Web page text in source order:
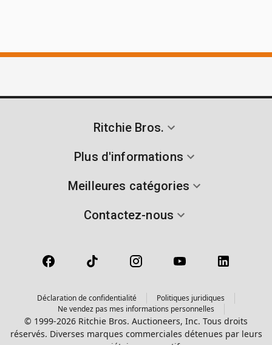
Ritchie Bros.
Plus d'informations
Meilleures catégories
Contactez-nous
Déclaration de confidentialité
Politiques juridiques
Ne vendez pas mes informations personnelles
© 1999-2026 Ritchie Bros. Auctioneers, Inc. Tous droits
réservés. Diverses marques commerciales détenues par leurs